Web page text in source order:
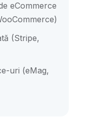
eCommerce
(Stripe,
uri (eMag,